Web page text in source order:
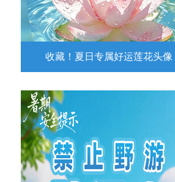
收藏！夏日专属好运莲花头像
收藏！夏日专属好运莲花头像
夏日专属好运莲花头像！